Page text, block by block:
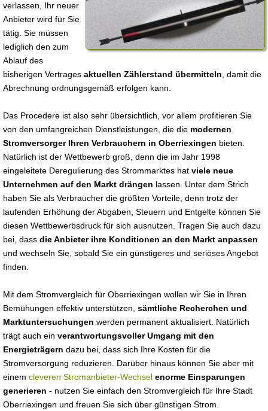
verlassen, Ihr neuer
Anbieter wird für Sie
tätig. Sie müssen
lediglich den zum
Ablauf des
bisherigen Vertrages aktuellen Zählerstand übermitteln , damit die
Abrechnung ordnungsgemäß erfolgen kann.
Das Procedere ist also sehr übersichtlich, vor allem profitieren Sie
von den umfangreichen Dienstleistungen, die die modernen
Stromversorger Ihren Verbrauchern in Oberriexingen bieten.
Natürlich ist der Wettbewerb groß, denn die im Jahr 1998
eingeleitete Deregulierung des Strommarktes hat viele neue
Unternehmen auf den Markt drängen lassen. Unter dem Strich
haben Sie als Verbraucher die größten Vorteile, denn trotz der
laufenden Erhöhung der Abgaben, Steuern und Entgelte können Sie
diesen Wettbewerbsdruck für sich ausnutzen. Tragen Sie auch dazu
bei, dass die Anbieter ihre Konditionen an den Markt anpassen
und wechseln Sie, sobald Sie ein günstigeres und seriöses Angebot
finden.
Mit dem Stromvergleich für Oberriexingen wollen wir Sie in Ihren
Bemühungen effektiv unterstützen, sämtliche Recherchen und
Marktuntersuchungen werden permanent aktualisiert. Natürlich
trägt auch ein verantwortungsvoller Umgang mit den
Energieträgern dazu bei, dass sich Ihre Kosten für die
Stromversorgung reduzieren. Darüber hinaus können Sie aber mit
einem cleveren Stromanbieter-Wechsel enorme Einsparungen
generieren - nutzen Sie einfach den Stromvergleich für Ihre Stadt
Oberriexingen und freuen Sie sich über günstigen Strom.